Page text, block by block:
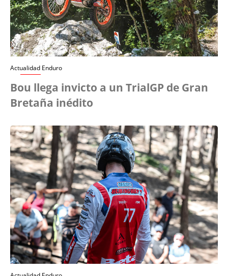
Actualidad Enduro
Bou llega invicto a un TrialGP de Gran
Bretaña inédito